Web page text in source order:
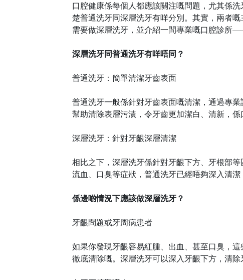
口腔健康係每個人都應該關注嘅問題，尤其係
楚普通洗牙同深層洗牙有咩分別。其實，兩者嘅
需要做深層洗牙，並介紹一間專業嘅口腔診所
深層洗牙同普通洗牙有咩唔同？
普通洗牙：簡單清潔牙齒表面
普通洗牙一般係針對牙齒表面嘅清潔，通過專
幫助清除表層污漬，令牙齒更加潔白、清新，係
深層洗牙：針對牙齦深層清潔
相比之下，深層洗牙係針對牙齦下方、牙根部
流血、口臭等症狀，普通洗牙已經唔夠深入清潔
係邊啲情況下應該做深層洗牙？
牙齦問題或牙周病患者
如果你發現牙齦容易紅腫、出血、甚至口臭，
徹底清除嘅。深層洗牙可以深入牙齦下方，清除